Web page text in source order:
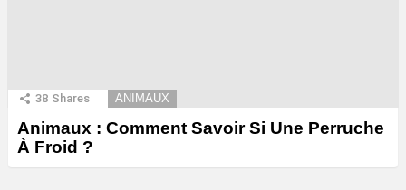
38 Shares ANIMAUX
Animaux : Comment Savoir Si Une Perruche
À Froid ?